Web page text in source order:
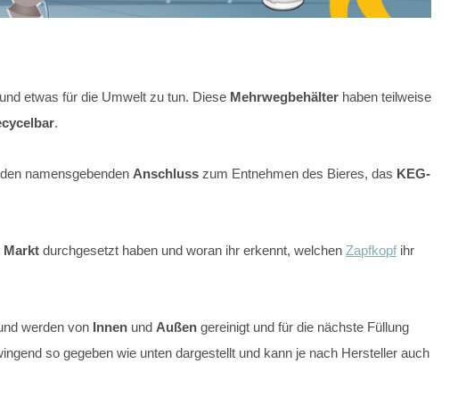
etwas für die Umwelt zu tun. Diese Mehrwegbehälter haben teilweise
.
namensgebenden Anschluss zum Entnehmen des Bieres, das KEG-
Markt durchgesetzt haben und woran ihr erkennt, welchen Zapfkopf ihr
werden von Innen und Außen gereinigt und für die nächste Füllung
so gegeben wie unten dargestellt und kann je nach Hersteller auch